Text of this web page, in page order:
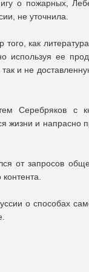
о пожарных,
не уточнила.
как
используя ее
и не
Серебряков с
жизни и напрасно
от запросов
о способах